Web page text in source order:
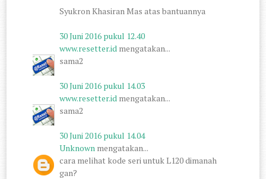
Syukron Khasiran Mas atas bantuannya
30 Juni 2016 pukul 12.40
www.resetter.id mengatakan...
sama2
30 Juni 2016 pukul 14.03
www.resetter.id mengatakan...
sama2
30 Juni 2016 pukul 14.04
Unknown mengatakan...
cara melihat kode seri untuk L120 dimanah
gan?